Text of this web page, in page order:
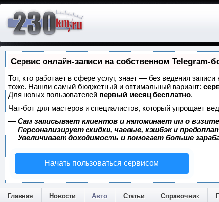
Сервис онлайн-записи на собственном Telegram-
Тот, кто работает в сфере услуг, знает — без ведения
тоже. Нашли самый бюджетный и оптимальный вариант:
Для новых пользователей первый месяц бесплатно.
Чат-бот для мастеров и специалистов, который упрощает
— Сам записывает клиентов и напоминает им о
— Персонализирует скидки, чаевые, кэшбэк и
— Увеличивает доходимость и помогает больше
Начать пользоваться сервисом
Главная Новости Авто Статьи Справочник